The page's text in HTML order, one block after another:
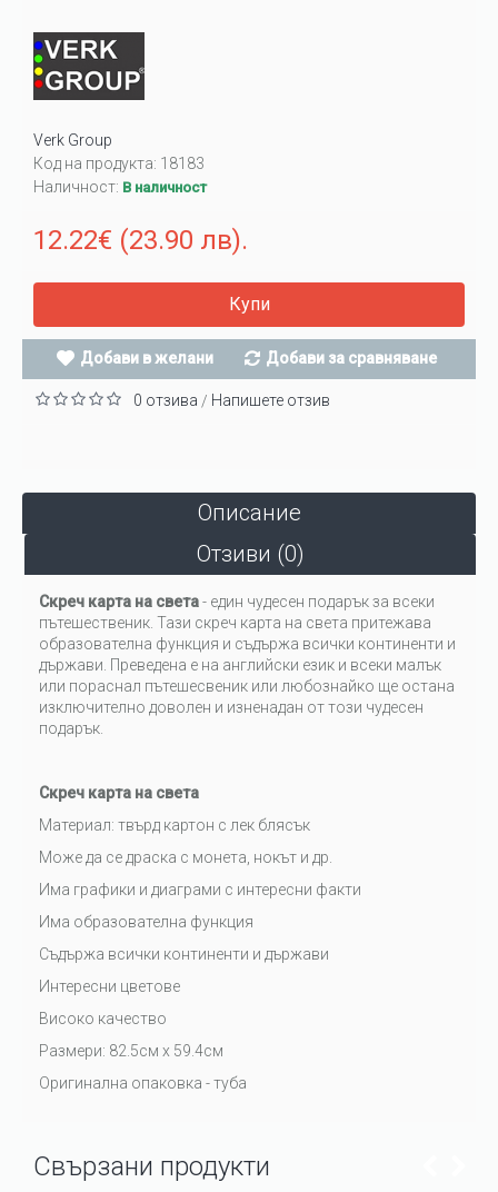
Verk Group
Код на продукта: 18183
Наличност: В наличност
12.22€ (23.90 лв).
Купи
Добави в желани Добави за сравняване
0 отзива / Напишете отзив
Описание
Отзиви (0)
Скреч карта на света- един чудесен подарък за всеки
пътешественик. Тази скреч карта на света притежава
образователна функция и съдържа всички континенти и
държави. Преведена е на английски език и всеки малък
или пораснал пътешесвеник или любознайко ще остана
изключително доволен и изненадан от този чудесен
подарък.
Скреч карта на света
Материал: твърд картон с лек блясък
Може да се драска с монета, нокът и др.
Има графики и диаграми с интересни факти
Има образователна функция
Съдържа всички континенти и държави
Интересни цветове
Високо качество
Размери: 82.5см х 59.4см
Оригинална опаковка - туба
Свързани продукти